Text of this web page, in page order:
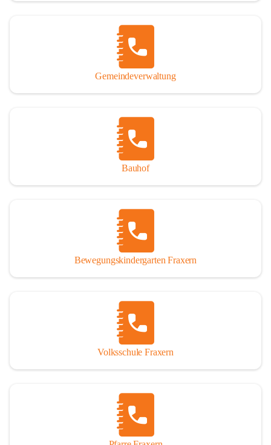
Gemeindeverwaltung
Bauhof
Bewegungskindergarten Fraxern
Volksschule Fraxern